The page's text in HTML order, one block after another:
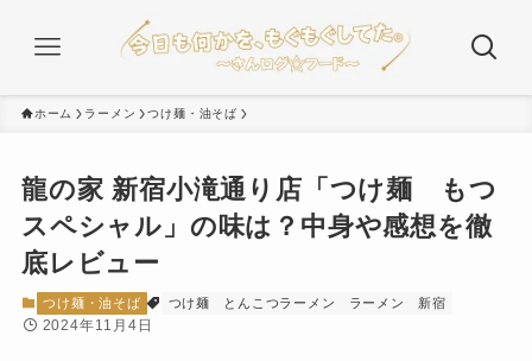
ホーム ラーメン つけ麺・油そば
龍の家 新宿小滝通り店「つけ麺 もつ
スペシャル」の味は？中身や感想を徹
底レビュー
つけ麺・油そば つけ麺 とんこつラーメン ラーメン 新宿
2024年11月4日